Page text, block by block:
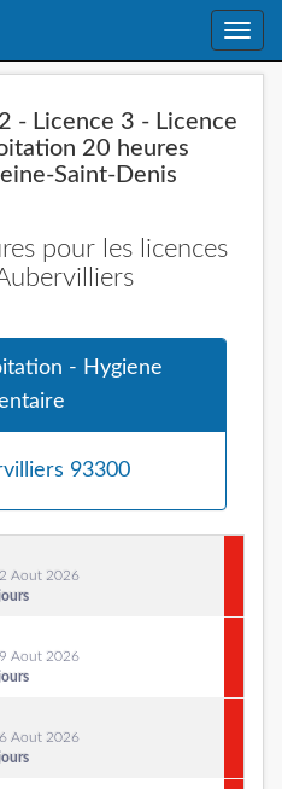
Toggle
- Licence 3 - Licence
20 heures
Saint-Denis
pour les licences
- Hygiene
93300
Aout 2026
Aout 2026
Aout 2026